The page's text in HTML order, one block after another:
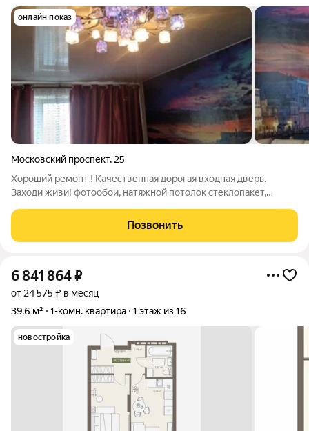
онлайн показ
Московский проспект, 25
Хороший ремонт ! Качественная дорогая входная дверь.
Заходи живи! фотообои, натяжной потолок стеклопакет,
кафель, отличное местоположение . Возможно частично с
обстановкой. В собственности давно,
Позвонить
6 841 864₽
от 24 575 ₽ в месяц
39,6 м²
1-комн. квартира 1 этаж из 16
новостройка